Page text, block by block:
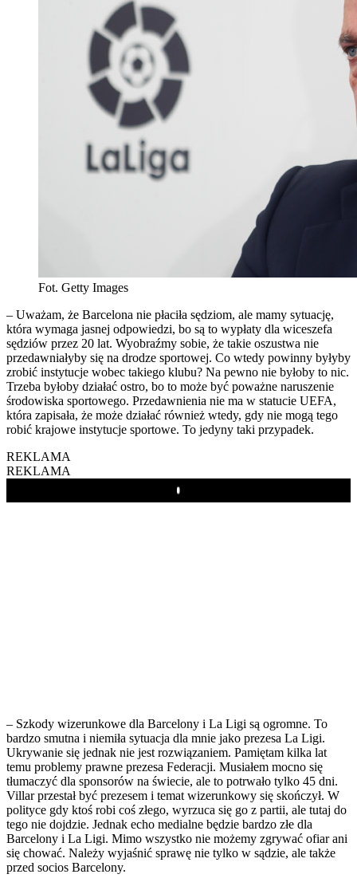
Fot. Getty Images
– Uważam, że Barcelona nie płaciła sędziom, ale mamy sytuację,
która wymaga jasnej odpowiedzi, bo są to wypłaty dla wiceszefa
sędziów przez 20 lat. Wyobraźmy sobie, że takie oszustwa nie
przedawniałyby się na drodze sportowej. Co wtedy powinny byłyby
zrobić instytucje wobec takiego klubu? Na pewno nie byłoby to nic.
Trzeba byłoby działać ostro, bo to może być poważne naruszenie
środowiska sportowego. Przedawnienia nie ma w statucie UEFA,
która zapisała, że może działać również wtedy, gdy nie mogą tego
robić krajowe instytucje sportowe. To jedyny taki przypadek.
REKLAMA
REKLAMA
Play
– Szkody wizerunkowe dla Barcelony i La Ligi są ogromne. To
bardzo smutna i niemiła sytuacja dla mnie jako prezesa La Ligi.
Ukrywanie się jednak nie jest rozwiązaniem. Pamiętam kilka lat
temu problemy prawne prezesa Federacji. Musiałem mocno się
tłumaczyć dla sponsorów na świecie, ale to potrwało tylko 45 dni.
Villar przestał być prezesem i temat wizerunkowy się skończył. W
polityce gdy ktoś robi coś złego, wyrzuca się go z partii, ale tutaj do
tego nie dojdzie. Jednak echo medialne będzie bardzo złe dla
Barcelony i La Ligi. Mimo wszystko nie możemy zgrywać ofiar ani
się chować. Należy wyjaśnić sprawę nie tylko w sądzie, ale także
przed socios Barcelony.